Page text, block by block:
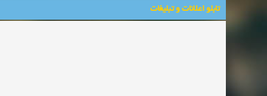
تابلو اعلانات و تبلیغات